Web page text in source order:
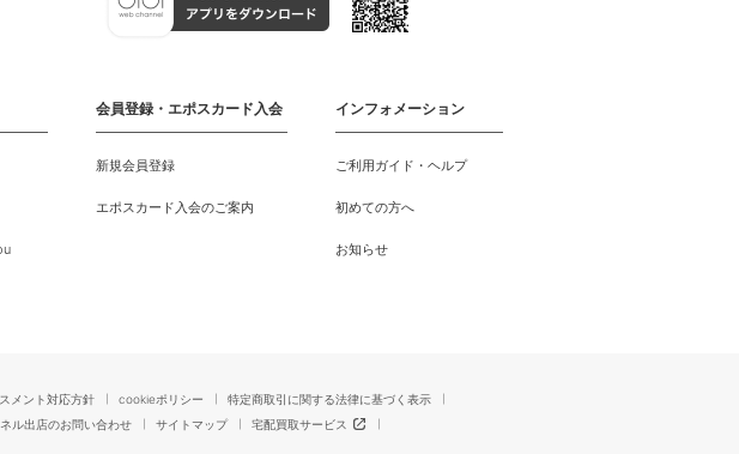
会員登録・エポスカード入会
新規会員登録
エポスカード入会のご案内
インフォメーション
ご利用ガイド・ヘルプ
初めての方へ
お知らせ
メント対応方針 cookieポリシー
特定商取引に関する法律に基づく表示
ル出店のお問い合わせ サイトマップ
宅配買取サービス